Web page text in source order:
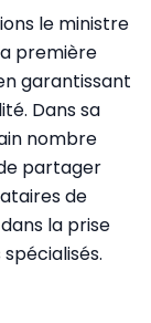
le ministre
première
garantissant
Dans sa
nombre
partager
de
la prise